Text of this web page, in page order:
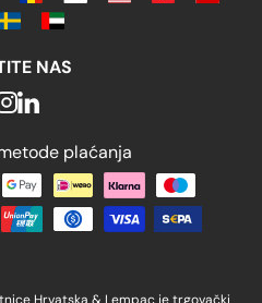
NAS
plaćanja
Prihvaćene metode plaćanja